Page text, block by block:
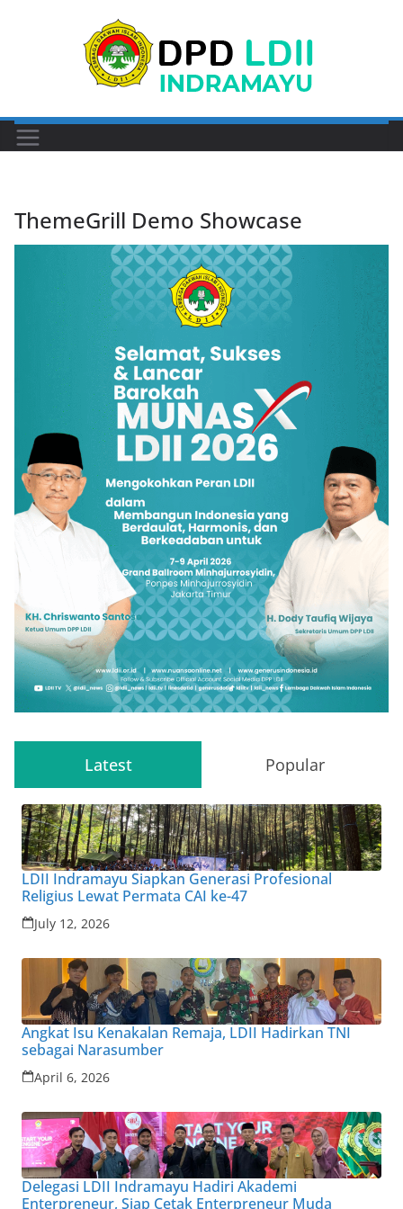
ThemeGrill Demo Showcase
Latest Popular
LDII Indramayu Siapkan Generasi Profesional
Religius Lewat Permata CAI ke-47
July 12, 2026
Angkat Isu Kenakalan Remaja, LDII Hadirkan TNI
sebagai Narasumber
April 6, 2026
Delegasi LDII Indramayu Hadiri Akademi
Enterpreneur, Siap Cetak Enterpreneur Muda